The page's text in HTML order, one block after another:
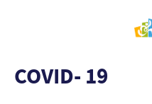
COVID- 19